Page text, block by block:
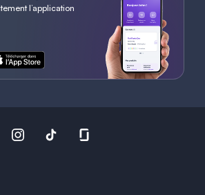
l’application